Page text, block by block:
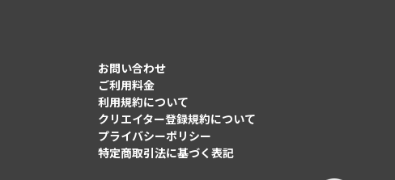
お問い合わせ
ご利用料金
利用規約について
クリエイター登録規約について
プライバシーポリシー
特定商取引法に基づく表記